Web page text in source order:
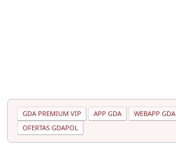
GDA PREMIUM VIP APP GDA WEBAPP GDA
OFERTAS GDAPOL